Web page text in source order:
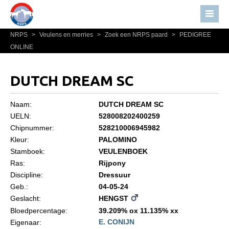
Home
Nieuws
Bestuur NRPS
Informatie
Statuten en reglementen
Algemeen
Paardenpaspoort aanvragen
NRPS > Veulens en merries > Zoek een NRPS paard >
PEDIGREE
ONLINE
DUTCH DREAM SC
Naam:
DUTCH DREAM SC
UELN:
528008202400259
Chipnummer:
528210006945982
Kleur:
PALOMINO
Stamboek:
VEULENBOEK
Ras:
Rijpony
Discipline:
Dressuur
Geb.:
04-05-24
Geslacht:
HENGST
Bloedpercentage:
39.209% ox 11.135% xx
Eigenaar:
E. CONIJN